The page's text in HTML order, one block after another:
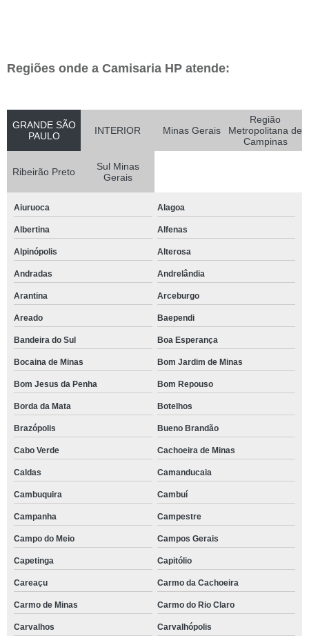
Regiões onde a Camisaria HP atende:
GRANDE SÃO
PAULO
INTERIOR Minas Gerais
Região
Metropolitana de
Campinas
Ribeirão Preto
Sul Minas
Gerais
Aiuruoca Alagoa
Albertina Alfenas
Alpinópolis Alterosa
Andradas Andrelândia
Arantina Arceburgo
Areado Baependi
Bandeira do Sul Boa Esperança
Bocaina de Minas Bom Jardim de Minas
Bom Jesus da Penha Bom Repouso
Borda da Mata Botelhos
Brazópolis Bueno Brandão
Cabo Verde Cachoeira de Minas
Caldas Camanducaia
Cambuquira Cambuí
Campanha Campestre
Campo do Meio Campos Gerais
Capetinga Capitólio
Careaçu Carmo da Cachoeira
Carmo de Minas Carmo do Rio Claro
Carvalhos Carvalhópolis